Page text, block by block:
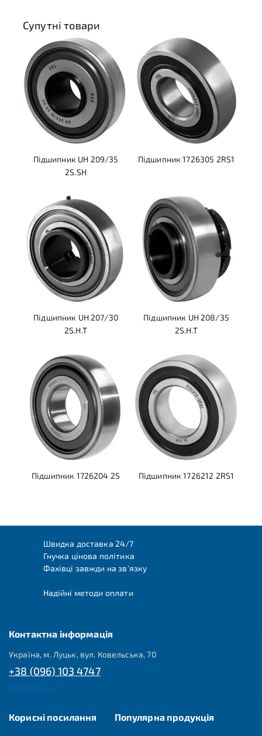
Супутні товари
Підшипник UH 209/35
2S.SH
Підшипник 1726305 2RS1
Підшипник UH 207/30
2S.H.T
Підшипник UH 208/35
2S.H.T
Підшипник 1726204 2S Підшипник 1726212 2RS1
Швидка доставка 24/7
Гнучка цінова політика
Фахівці завжди на зв'язку
Надійні методи оплати
Контактна інформація
Україна, м. Луцьк, вул. Ковельська, 70
+38 (096) 103 4747
Корисні посилання Популярна продукція